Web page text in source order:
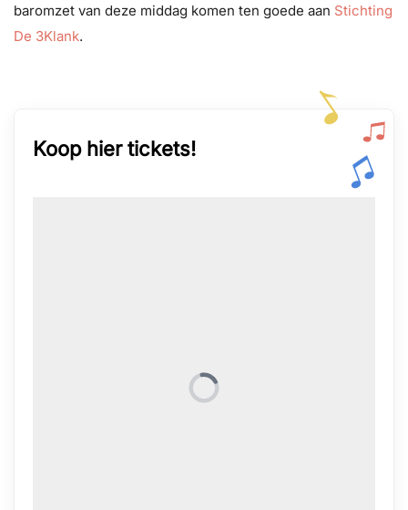
baromzet van deze middag komen ten goede aan Stichting
De 3Klank.
Koop hier tickets!